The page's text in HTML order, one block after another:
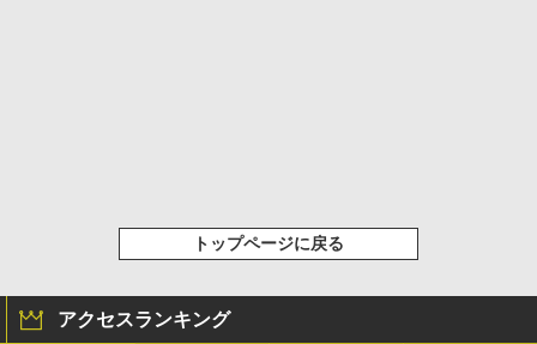
トップページに戻る
アクセスランキング